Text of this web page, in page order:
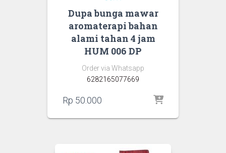
Dupa bunga mawar
aromaterapi bahan
alami tahan 4 jam
HUM 006 DP
Order via Whatsapp
6282165077669
Rp 50.000